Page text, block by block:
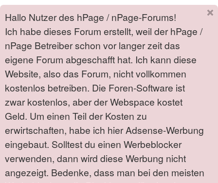
Hallo Nutzer des hPage / nPage-Forums!
Ich habe dieses Forum erstellt, weil der hPage /
nPage Betreiber schon vor langer zeit das
eigene Forum abgeschafft hat. Ich kann diese
Website, also das Forum, nicht vollkommen
kostenlos betreiben. Die Foren-Software ist
zwar kostenlos, aber der Webspace kostet
Geld. Um einen Teil der Kosten zu
erwirtschaften, habe ich hier Adsense-Werbung
eingebaut. Solltest du einen Werbeblocker
verwenden, dann wird diese Werbung nicht
angezeigt. Bedenke, dass man bei den meisten